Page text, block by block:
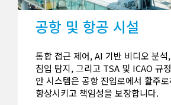
공항 및 항공 시설
통합 접근 제어, AI 기반 비디오 분석
침입 탐지, 그리고 TSA 및 ICAO 규
안 시스템은 공항 진입로에서 활주
향상시키고 책임성을 보장합니다.